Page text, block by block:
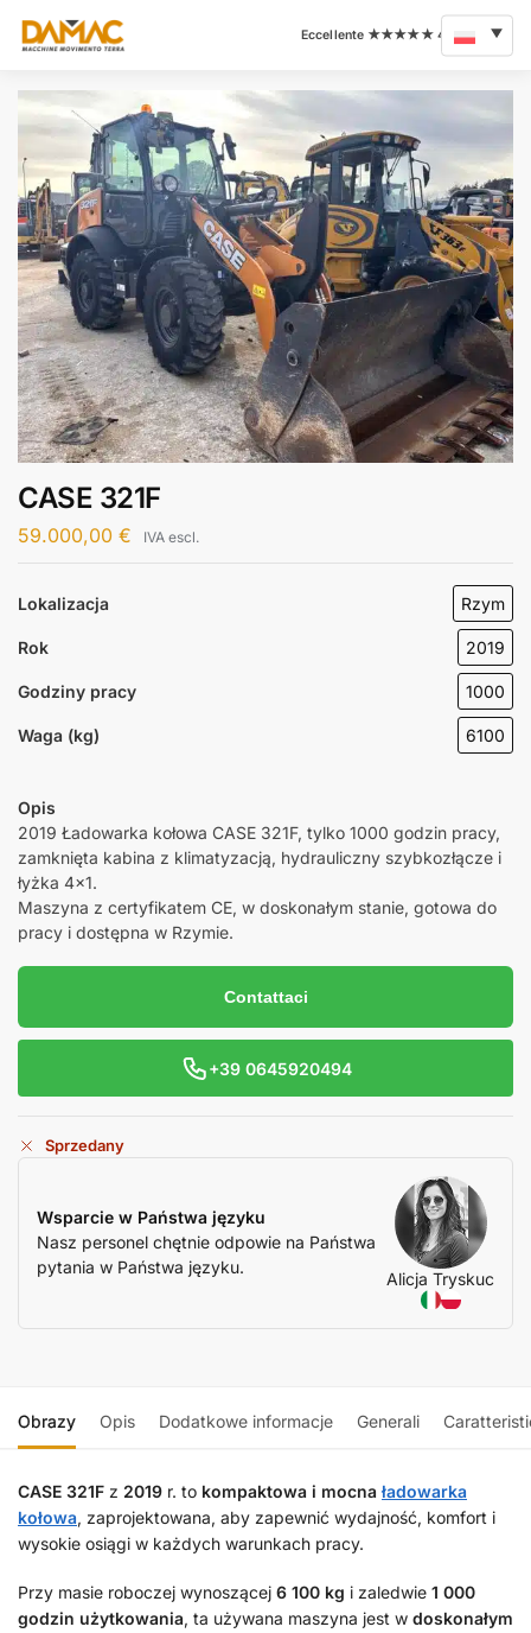
CASE 321F
59.000,00 € IVA escl.
Lokalizacja Rzym
Rok 2019
Godziny pracy 1000
Waga (kg) 6100
Opis
2019 Ładowarka kołowa CASE 321F, tylko 1000 godzin pracy,
zamknięta kabina z klimatyzacją, hydrauliczny szybkozłącze i
łyżka 4×1.
Maszyna z certyfikatem CE, w doskonałym stanie, gotowa do
pracy i dostępna w Rzymie.
Contattaci
+39 0645920494
Sprzedany
Wsparcie w Państwa języku
Nasz personel chętnie odpowie na Państwa
pytania w Państwa języku.
Alicja Tryskuc
Obrazy Opis Dodatkowe informacje Generali
CASE 321F z 2019 r. to kompaktowa i mocna ładowarka
kołowa, zaprojektowana, aby zapewnić wydajność, komfort i
wysokie osiągi w każdych warunkach pracy.
Przy masie roboczej wynoszącej 6 100 kg i zaledwie 1 000
godzin użytkowania, ta używana maszyna jest w doskonałym